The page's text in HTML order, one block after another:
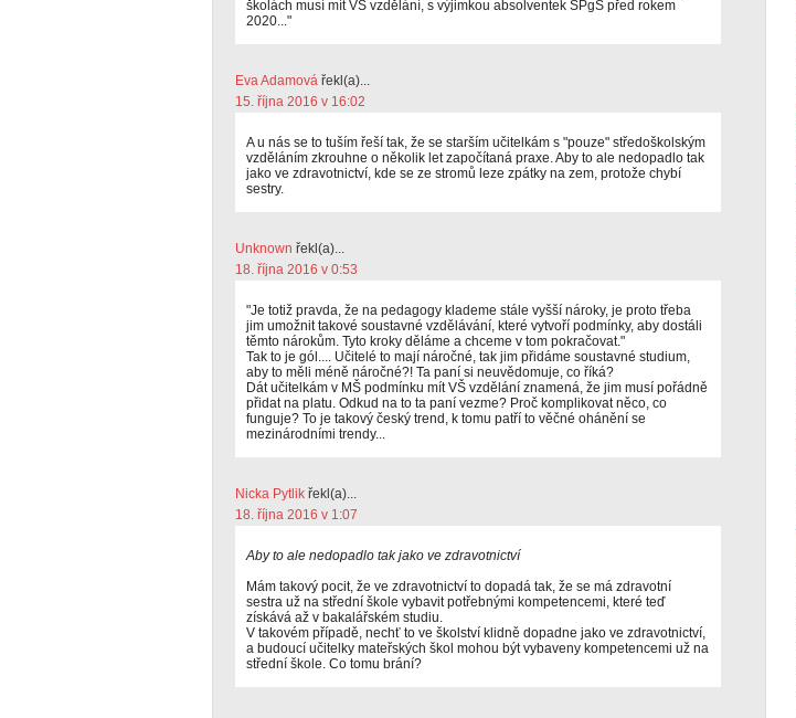
školách musí mít VŠ vzdělání, s výjimkou absolventek SPgŠ před rokem
2020..."
Eva Adamová řekl(a)...
15. října 2016 v 16:02
A u nás se to tuším řeší tak, že se starším učitelkám s "pouze" středoškolským
vzděláním zkrouhne o několik let započítaná praxe. Aby to ale nedopadlo tak
jako ve zdravotnictví, kde se ze stromů leze zpátky na zem, protože chybí
sestry.
Unknown řekl(a)...
18. října 2016 v 0:53
"Je totiž pravda, že na pedagogy klademe stále vyšší nároky, je proto třeba
jim umožnit takové soustavné vzdělávání, které vytvoří podmínky, aby dostáli
těmto nárokům. Tyto kroky děláme a chceme v tom pokračovat."
Tak to je gól.... Učitelé to mají náročné, tak jim přidáme soustavné studium,
aby to měli méně náročné?! Ta paní si neuvědomuje, co říká?
Dát učitelkám v MŠ podmínku mít VŠ vzdělání znamená, že jim musí pořádně
přidat na platu. Odkud na to ta paní vezme? Proč komplikovat něco, co
funguje? To je takový český trend, k tomu patří to věčné ohánění se
mezinárodními trendy...
Nicka Pytlik řekl(a)...
18. října 2016 v 1:07
Aby to ale nedopadlo tak jako ve zdravotnictví
Mám takový pocit, že ve zdravotnictví to dopadá tak, že se má zdravotní
sestra už na střední škole vybavit potřebnými kompetencemi, které teď
získává až v bakalářském studiu.
V takovém případě, nechť to ve školství klidně dopadne jako ve zdravotnictví,
a budoucí učitelky mateřských škol mohou být vybaveny kompetencemi už na
střední škole. Co tomu brání?